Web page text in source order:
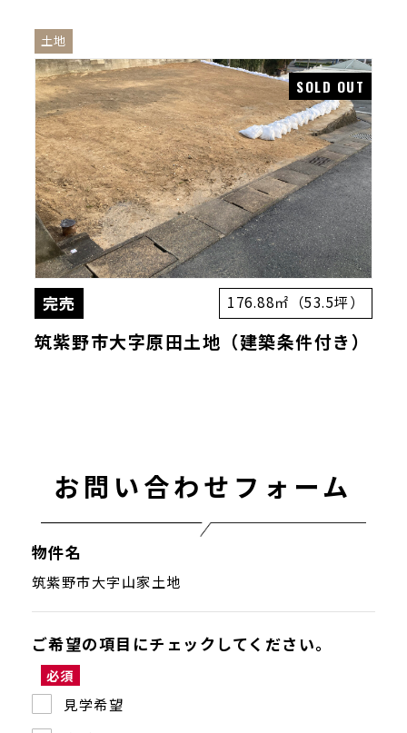
土地
完売 176.88㎡（53.5坪）
筑紫野市大字原田土地（建築条件付き）
お問い合わせフォーム
物件名
筑紫野市大字山家土地
ご希望の項目にチェックしてください。
必須
見学希望